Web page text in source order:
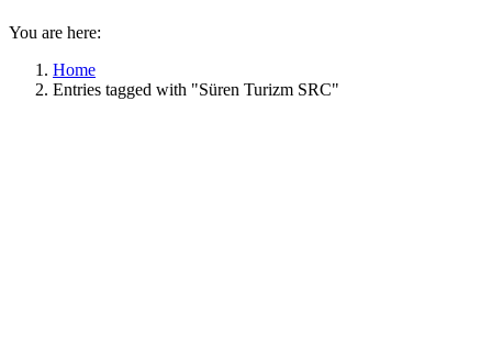
You are here:
Home
Entries tagged with "Süren Turizm SRC"